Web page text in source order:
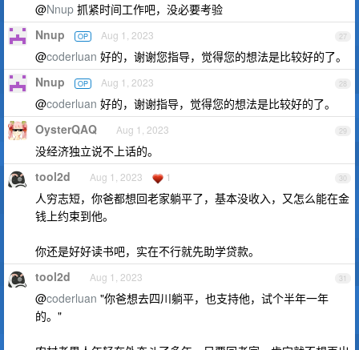
@Nnup 抓紧时间工作吧，没必要考验
27
Nnup OP Aug 1, 2023
@coderluan 好的，谢谢您指导，觉得您的想法是比较好的了。
28
Nnup OP Aug 1, 2023
@coderluan 好的，谢谢指导，觉得您的想法是比较好的了。
29
OysterQAQ Aug 1, 2023
没经济独立说不上话的。
30
tool2d Aug 1, 2023 1
人穷志短，你爸都想回老家躺平了，基本没收入，又怎么能在金
钱上约束到他。
你还是好好读书吧，实在不行就先助学贷款。
31
tool2d Aug 1, 2023
@coderluan "你爸想去四川躺平，也支持他，试个半年一年
的。"